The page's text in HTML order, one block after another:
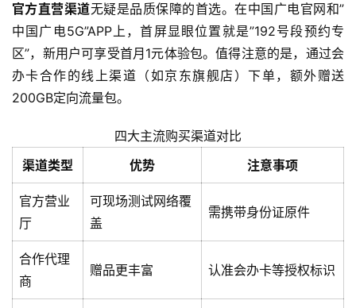
官方直营渠道无疑是品质保障的首选。在中国广电官网和”
中国广电5G”APP上，首屏显眼位置就是”192号段预约专
区”，新用户可享受首月1元体验包。值得注意的是，通过会
办卡合作的线上渠道（如京东旗舰店）下单，额外赠送
200GB定向流量包。
四大主流购买渠道对比
渠道类型
优势 注意事项
官方营业
厅
可现场测试网络覆
盖
需携带身份证原件
合作代理
商
赠品更丰富 认准会办卡等授权标识